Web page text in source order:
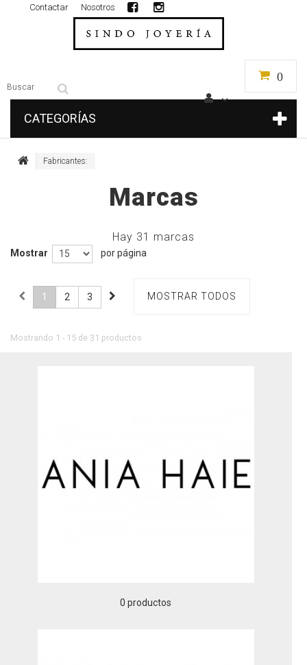
0
Nosotros
Contactar
CATEGORÍAS
Fabricantes:
Marcas
Hay 31 marcas
Mostrar por página
MOSTRAR TODOS
1 2 3
Mostrando 1 - 15 de 31 productos
0 productos